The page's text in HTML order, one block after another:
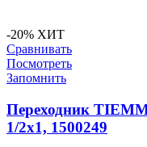
-20% ХИТ
Сравнивать
Посмотреть
Запомнить
Переходник
1/2х1, 1500249